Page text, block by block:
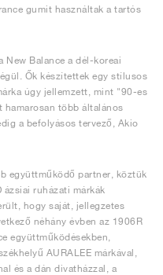
gumit használtak a tartós
New Balance a dél-koreai
Ők készítettek egy stílusos
úgy jellemzett, mint "90-es
több általános
a befolyásos tervező, Akio
együttműködő partner, köztük
ázsiai ruházati márkák
hogy saját, jellegzetes
néhány évben az 1906R
együttműködésekben,
AURALEE márkával,
és a dán divatházzal, a